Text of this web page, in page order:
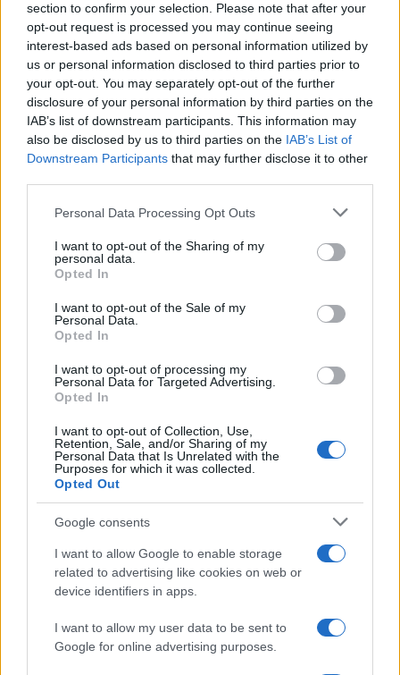
section to confirm your selection. Please note that after your
opt-out request is processed you may continue seeing
interest-based ads based on personal information utilized by
us or personal information disclosed to third parties prior to
your opt-out. You may separately opt-out of the further
disclosure of your personal information by third parties on the
IAB’s list of downstream participants. This information may
also be disclosed by us to third parties on the IAB’s List of
Downstream Participants that may further disclose it to other
Please note that this website/app uses one or more Google
not limited to your visit or usage behaviour. You may click to
grant or deny consent to Google and its third-party tags to
use your data for below specified purposes in below Google
consent section.
Personal Data Processing Opt Outs
I want to opt-out of the Sharing of my
personal data.
Opted In
I want to opt-out of the Sale of my
Personal Data.
Opted In
I want to opt-out of processing my
Personal Data for Targeted Advertising.
Opted In
I want to opt-out of Collection, Use,
Retention, Sale, and/or Sharing of my
Personal Data that Is Unrelated with the
Purposes for which it was collected.
Opted Out
Google consents
I want to allow Google to enable storage
related to advertising like cookies on web or
device identifiers in apps.
I want to allow my user data to be sent to
Google for online advertising purposes.
Ricorda che il catalogo è aggiornato regolarmente:
Ultimo aggiornamento: 17/05/2026, e
rappresenta una risorsa utile per restare aggiornati
sulle novità e le tendenze beauty.
AUTORE
Camilla Fiore
Camilla Fiore, da Verona, annotò la prima
review dopo aver testato un siero durante la
Fiera della Cosmesi: quell’articolo cambiò la
linea editoriale dedicata alla prova prodotto.
Propone rubriche con taglio rigoroso e porta
in redazione la precisione di chi colleziona
vecchi campionari.